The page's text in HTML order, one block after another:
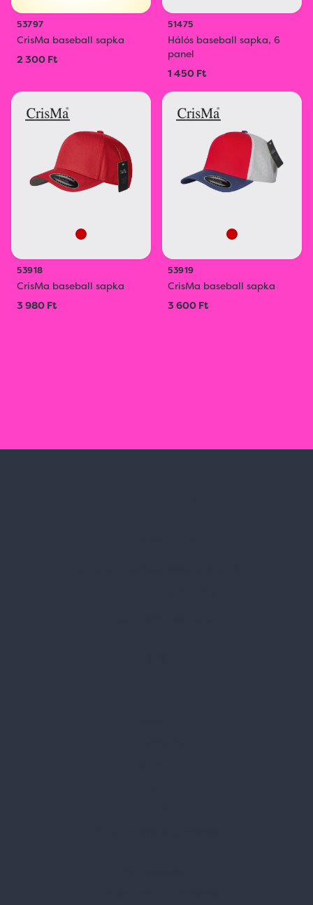
53797
CrisMa baseball sapka
2 300 Ft
51475
Hálós baseball sapka, 6
panel
1 450 Ft
53918
CrisMa baseball sapka
3 980 Ft
53919
CrisMa baseball sapka
3 600 Ft